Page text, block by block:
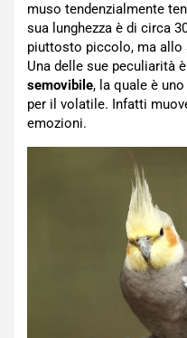
muso tendenzialmente
sua lunghezza è di circa
piuttosto piccolo, ma allo
Una delle sue peculiarità
semovibile, la quale è
per il volatile. Infatti
emozioni.